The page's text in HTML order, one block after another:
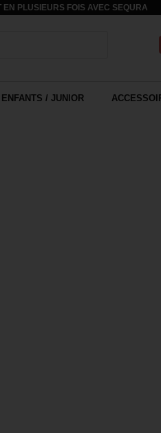
PLUSIEURS FOIS AVEC SEQURA
ENFANTS / JUNIOR